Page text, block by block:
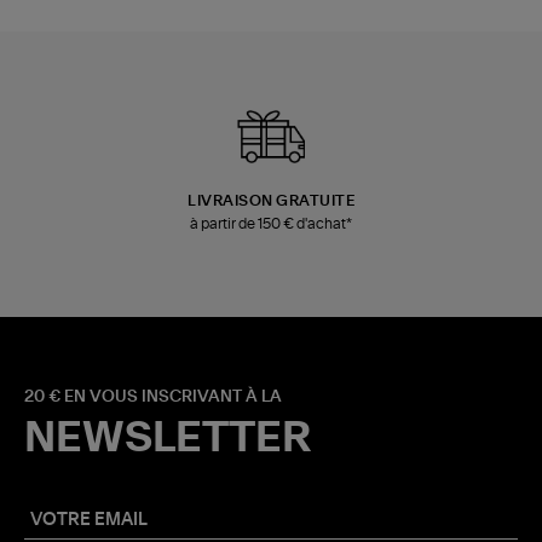
LIVRAISON GRATUITE
à partir de 150 € d'achat*
20 € EN VOUS INSCRIVANT À LA
NEWSLETTER